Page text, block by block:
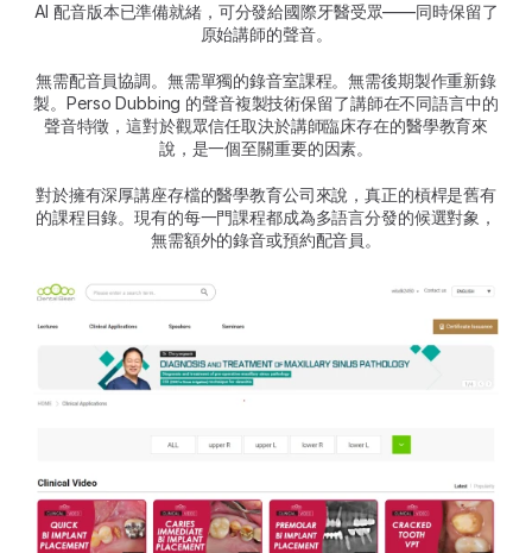
AI 配音版本已準備就緒，可分發給國際牙醫受眾——同時保留了
原始講師的聲音。
無需配音員協調。無需單獨的錄音室課程。無需後期製作重新錄
製。Perso Dubbing 的聲音複製技術保留了講師在不同語言中的
聲音特徵，這對於觀眾信任取決於講師臨床存在的醫學教育來
說，是一個至關重要的因素。
對於擁有深厚講座存檔的醫學教育公司來說，真正的槓桿是舊有
的課程目錄。現有的每一門課程都成為多語言分發的候選對象，
無需額外的錄音或預約配音員。